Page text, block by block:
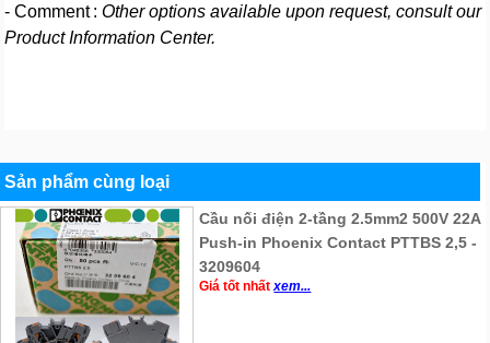
- Comment :Other options available upon request, consult our
Product Information Center.
Sản phẩm cùng loại
Cầu nối điện 2-tầng 2.5mm2 500V 22A
Push-in Phoenix Contact PTTBS 2,5 -
3209604
Giá tốt nhấtxem...